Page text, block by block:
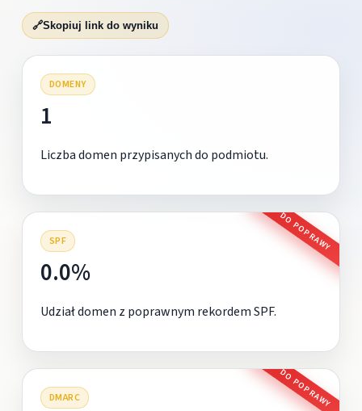
🔗Skopiuj link do wyniku
DOMENY
1
Liczba domen przypisanych do podmiotu.
SPF DO POPRAWY
0.0%
Udział domen z poprawnym rekordem SPF.
DMARC DO POPRAWY